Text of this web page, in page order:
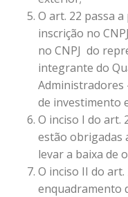
O art. 22 passa
inscrição no
no CNPJ do
integrante do
Administradores
de investimento
O inciso I do art.
estão obrigadas
levar a baixa de
O inciso II do
enquadramento